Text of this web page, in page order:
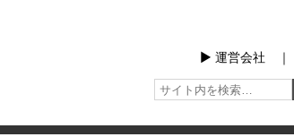
▶︎ 運営会社 ｜